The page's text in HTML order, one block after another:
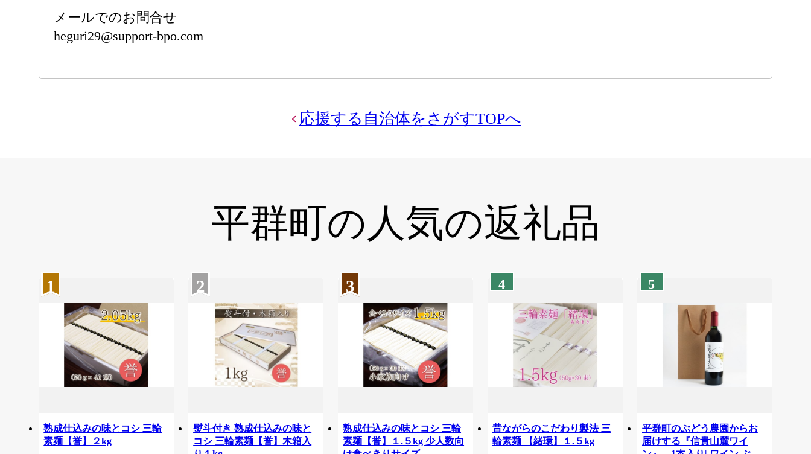
メールでのお問合せ
heguri29@support-bpo.com
応援する自治体をさがすTOPへ
平群町の 人気の返礼品
1
熟成仕込みの味とコシ 三輪
素麺【誉】２kg
2
熨斗付き 熟成仕込みの味と
コシ 三輪素麺【誉】木箱入
3
熟成仕込みの味とコシ 三輪
素麺【誉】１.５kg 少人数向
4
昔ながらのこだわり製法 三
輪素麺 【緒環】１.５kg
5
平群町のぶどう農園からお
届けする『信貴山麓ワイ